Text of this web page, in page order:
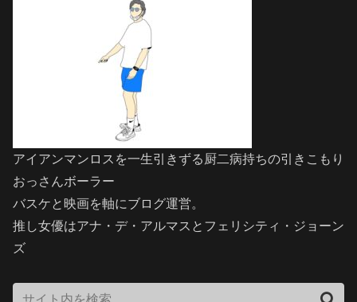
アイアンマンロスを一生引きずる厨二病持ちの引きこもり
おっさんボーラー
バスケと映画を軸にブログ運営。
推し女優はアナ・デ・アルマスとフェリシティ・ジョーン
ズ